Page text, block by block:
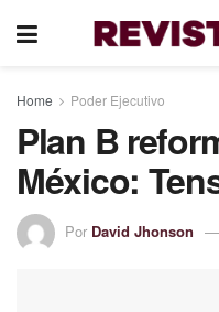
Home Poder Ejecutivo
Plan B
México:
Por David Jhonson